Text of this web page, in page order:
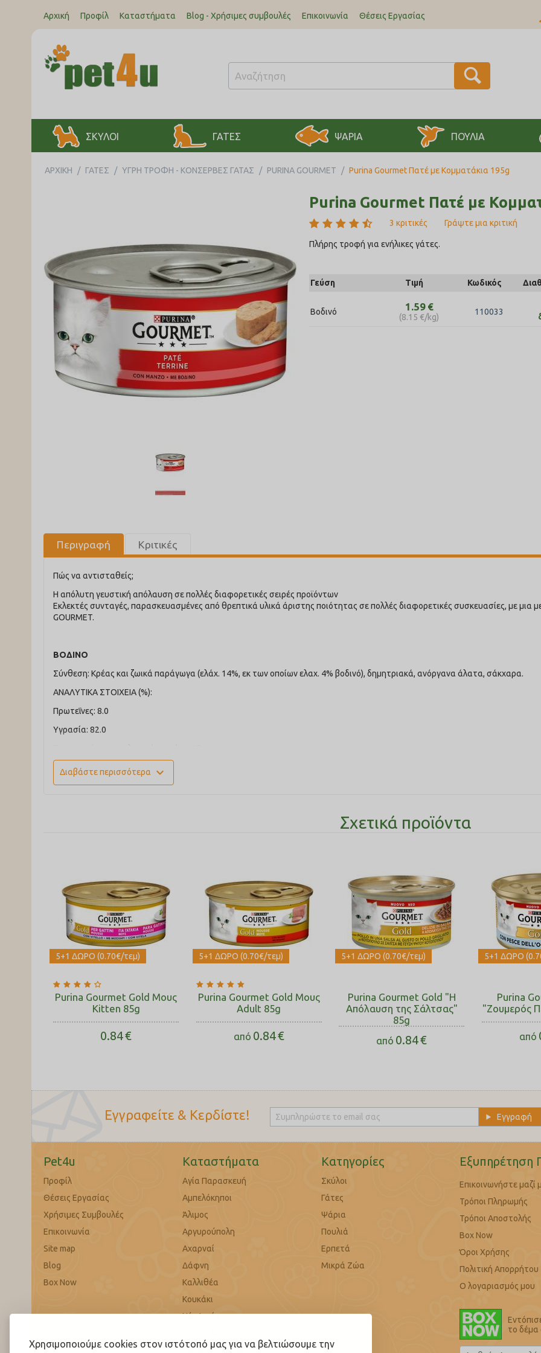
Χρησιμοποιούμε cookies στον ιστότοπό μας για να βελτιώσουμε την
Αρχική Προφίλ Καταστήματα Blog - Χρήσιμες συμβουλές Επικοινωνία Θέσεις Εργασίας
ΣΚΥΛΟΙ ΓΑΤΕΣ ΨΑΡΙΑ ΠΟΥΛΙΑ
ΑΡΧΙΚΉ / ΓΑΤΕΣ / ΥΓΡΗ ΤΡΟΦΗ - ΚΟΝΣΕΡΒΕΣ ΓΑΤΑΣ / PURINA GOURMET / Purina Gourmet Πατέ με Κομματάκια 195g
Purina Gourmet Πατέ με
3 κριτικές Γράψτε μια κριτική
Πλήρης τροφή για ενήλικες γάτες.
Γεύση Τιμή Κωδικός
Βοδινό 1.59 €
(8.15 €/kg)
110033
Περιγραφή Κριτικές
Πώς να αντισταθείς;
H απόλυτη γευστική απόλαυση σε πολλές διαφορετικές σειρές προϊόντων
Εκλεκτές συνταγές, παρασκευασμένες από θρεπτικά υλικά άριστης ποιότητας σε πολλές διαφορετικές συσκευασίες, με μια
GOURMET.
ΒΟΔΙΝΟ
Σύνθεση: Κρέας και ζωικά παράγωγα (ελάχ. 14%, εκ των οποίων ελαχ. 4% βοδινό), δημητριακά, ανόργανα άλατα, σάκχαρα.
ΑΝΑΛΥΤΙΚΑ ΣΤΟΙΧΕΙΑ (%):
Πρωτεΐνες: 8.0
Υγρασία: 82.0
Ακατέργαστη τέφρα: 3.0
Ακατέργαστες διατροφικές ίνες: 0.5
Διαβάστε περισσότερα expand_more
Σχετικά προϊόντα
5+1 ΔΩΡΟ (0.70€/τεμ)
Purina Gourmet Gold Μους
Kitten 85g
0.84€
5+1 ΔΩΡΟ (0.70€/τεμ)
Purina Gourmet Gold Μους
Adult 85g
από 0.84€
5+1 ΔΩΡΟ (0.70€/τεμ)
Purina Gourmet Gold "Η
Απόλαυση της Σάλτσας"
85g
από 0.84€
5+1 ΔΩΡΟ
Purina
"Ζουμερός
από
Εγγραφείτε & Κερδίστε!
Pet4u
Προφίλ
Θέσεις Εργασίας
Χρήσιμες Συμβουλές
Επικοινωνία
Site map
Blog
Box Now
Καταστήματα
Αγία Παρασκευή
Αμπελόκηποι
Άλιμος
Αργυρούπολη
Αχαρναί
Δάφνη
Καλλιθέα
Κουκάκι
Νέα Ιωνία
Παλαιό Φάληρο
Κατηγορίες
Σκύλοι
Γάτες
Ψάρια
Πουλιά
Ερπετά
Μικρά Ζώα
Εξυπηρέτηση
Επικοινωνήστε μαζί
Τρόποι Πληρωμής
Τρόποι Αποστολής
Box Now
Όροι Χρήσης
Πολιτική Απορρήτου
Ο λογαριασμός μου
το δέμα